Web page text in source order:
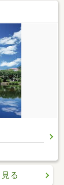
る